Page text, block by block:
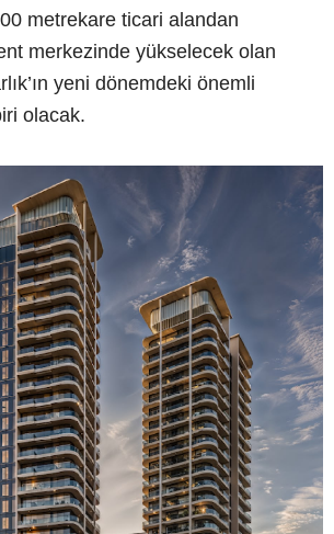
metrekare ticari alandan
merkezinde yükselecek olan
yeni dönemdeki önemli
olacak.